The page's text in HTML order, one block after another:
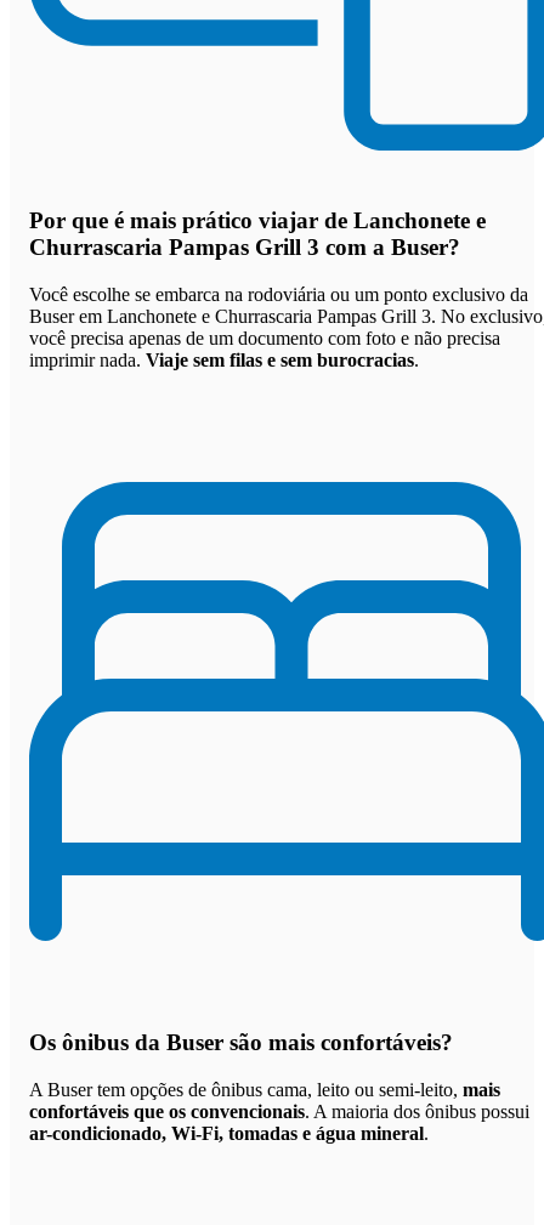
Por que é mais prático viajar de Lanchonete e
Churrascaria Pampas Grill 3 com a Buser?
Você escolhe se embarca na rodoviária ou um ponto exclusivo da
Buser em Lanchonete e Churrascaria Pampas Grill 3. No
você precisa apenas de um documento com foto e não precisa
imprimir nada. Viaje sem filas e sem burocracias.
Os ônibus da Buser são mais confortáveis?
A Buser tem opções de ônibus cama, leito ou semi-leito, mais
confortáveis que os convencionais. A maioria dos ônibus possui
ar-condicionado, Wi-Fi, tomadas e água mineral.